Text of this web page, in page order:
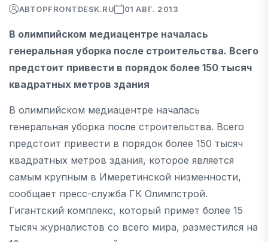
АВТОРFRONTDESK.RU 01 АВГ. 2013
В олимпийском медиацентре началась
генеральная уборка после строительства. Всего
предстоит привести в порядок более 150 тысяч
квадратных метров здания
В олимпийском медиацентре началась
генеральная уборка после строительства. Всего
предстоит привести в порядок более 150 тысяч
квадратных метров здания, которое является
самым крупным в Имеретинской низменности,
сообщает пресс-служба ГК Олимпстрой.
Гигантский комплекс, который примет более 15
тысяч журналистов со всего мира, разместился на